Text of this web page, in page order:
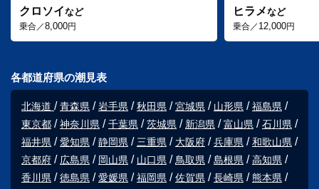
クロソイなど
乗合／8,000円
ヒラメなど
乗合／ 12,000円
各都道府県の潮見表
北海道 青森県 岩手県 秋田県 宮城県 山形県
福島県
東京都
神奈川県 千葉県 茨城県 新潟県 富山県
石川県
福井県
愛知県 静岡県 三重県 大阪府 兵庫県
和歌山県
京都府
広島県 岡山県 山口県 鳥取県 島根県
高知県
香川県
徳島県 愛媛県 福岡県 佐賀県 長崎県
熊本県